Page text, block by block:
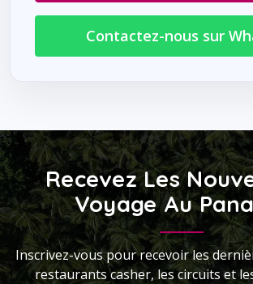
Contactez-nous sur
Recevez Les
Voyage Au
Inscrivez-vous pour recevoir les
restaurants casher, les circuits et